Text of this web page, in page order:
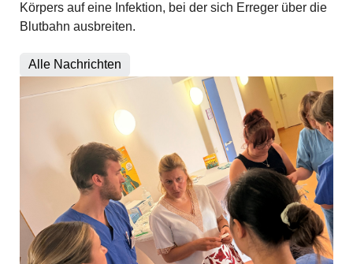
Körpers auf eine Infektion, bei der sich Erreger über die
Blutbahn ausbreiten.
Alle Nachrichten